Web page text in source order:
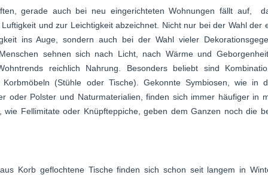
gerade auch bei neu eingerichteten Wohnungen fällt auf,
und zur Leichtigkeit abzeichnet. Nicht nur bei der Wahl der
ins Auge, sondern auch bei der Wahl vieler
sehnen sich nach Licht, nach Wärme und
reichlich Nahrung. Besonders beliebt sind
(Stühle oder Tische). Gekonnte Symbiosen, wie in
oder Polster und Naturmaterialien, finden sich immer häufiger in
wie Fellimitate oder Knüpfteppiche, geben dem Ganzen noch die
Korb geflochtene Tische finden sich schon seit langem in